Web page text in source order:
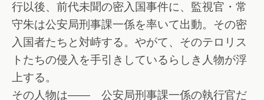
行以後、前代未聞の密入国事件に、監視官・常
守朱は公安局刑事課一係を率いて出動。その密
入国者たちと対峙する。やがて、そのテロリス
トたちの侵入を手引きしているらしき人物が浮
上する。
その人物は―― 公安局刑事課一係の執行官だ